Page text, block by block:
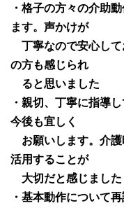
・格子の方々の介助
ます。声かけが
丁寧なので安心して
の方も感じられ
ると思いました
・親切、丁寧に指導
今後も宜しく
お願いします。介護
活用することが
大切だと感じました
・基本動作について